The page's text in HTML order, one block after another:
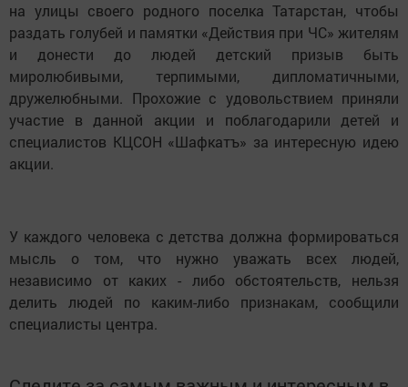
на улицы своего родного поселка Татарстан, чтобы
раздать голубей и памятки «Действия при ЧС» жителям
и донести до людей детский призыв быть
миролюбивыми, терпимыми, дипломатичными,
дружелюбными. Прохожие с удовольствием приняли
участие в данной акции и поблагодарили детей и
специалистов КЦСОН «Шафкатъ» за интересную идею
акции.
У каждого человека с детства должна формироваться
мысль о том, что нужно уважать всех людей,
независимо от каких - либо обстоятельств, нельзя
делить людей по каким-либо признакам, сообщили
специалисты центра.